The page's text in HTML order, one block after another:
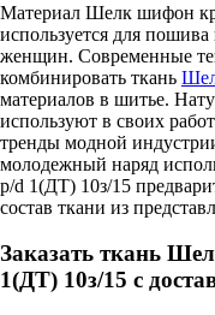
Материал Шелк шифон
используется для
женщин. Современные
комбинировать ткань
материалов в шитье.
используют в своих
тренды модной
молодежный наряд
p/d 1(ДТ) 10з/15
состав ткани из
Заказать ткань
1(ДТ) 10з/15 с